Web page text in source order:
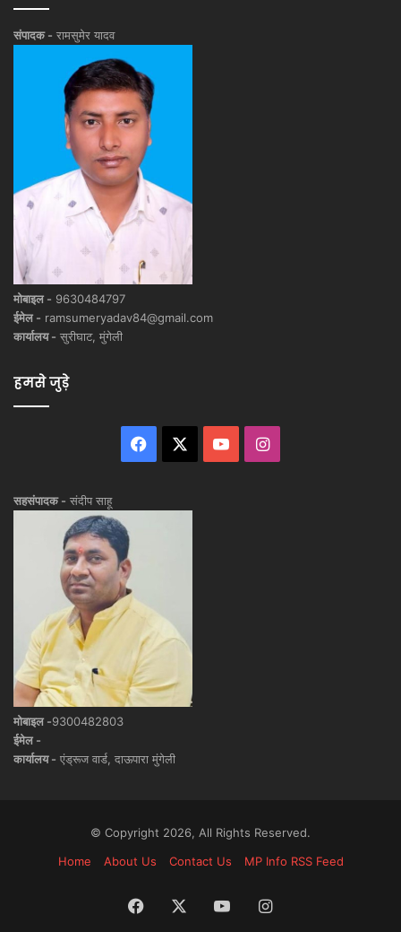
संपादक - रामसुमेर यादव
मोबाइल - 9630484797
ईमेल - ramsumeryadav84@gmail.com
कार्यालय - सुरीघाट, मुंगेली
हमसे जुड़े
Facebook YouTubeInstagram
सहसंपादक - संदीप साहू
मोबाइल -9300482803
ईमेल -
कार्यालय - एंड्रूज वार्ड, दाऊपारा मुंगेली
© Copyright 2026, All Rights Reserved.
Home
About Us Contact Us MP Info RSS Feed
Facebook YouTubeInstagram